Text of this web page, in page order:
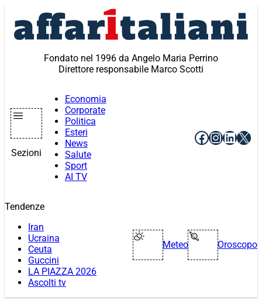
contenuto
Fondato nel 1996 da Angelo Maria Perrino
Direttore responsabile Marco Scotti
Sezioni
Economia
Corporate
Politica
Esteri
News
Salute
Sport
AI TV
Facebook
X
Tendenze
Iran
Ucraina
Ceuta
Guccini
LA PIAZZA 2026
Ascolti tv
Meteo Oroscopo